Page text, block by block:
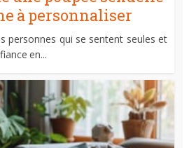
à personnaliser
personnes qui se sentent seules et
en...